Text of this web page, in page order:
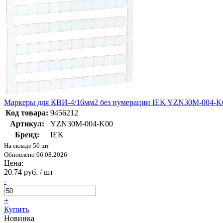
Маркеры для КВИ-4/16мм2 без нумерации IEK YZN30M-004-
Код товара: 9456212
Артикул:
YZN30M-004-K00
Бренд:
IEK
На складе 50 шт
Обновлено 06.08.2026
Цена:
20.74 руб. / шт
-
+
Купить
Новинка